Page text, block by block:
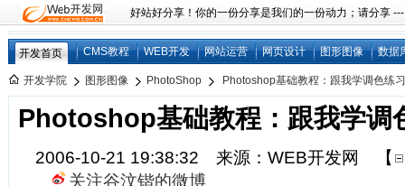
好站好分享！你的一份分享是我们的一份动力；请分享
开发首页 CMS教程 WEB开发 网站运营 网页设计 图形图像 数据
开发学院 图形图像 PhotoShop Photoshop基础教程：跟我学调色练
Photoshop基础教程：跟我学调
2006-10-21 19:38:32 来源：WEB开发网
【
关注谷汶锴的微博